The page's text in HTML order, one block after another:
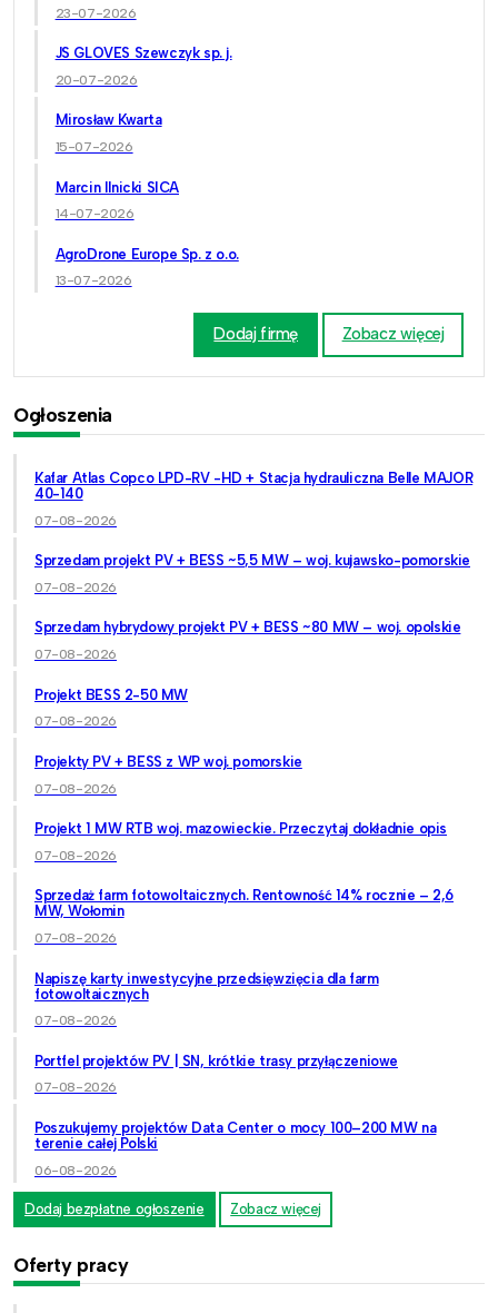
23-07-2026
JS GLOVES Szewczyk sp. j.
20-07-2026
Mirosław Kwarta
15-07-2026
Marcin Ilnicki SICA
14-07-2026
AgroDrone Europe Sp. z o.o.
13-07-2026
Dodaj firmę Zobacz więcej
Ogłoszenia
Kafar Atlas Copco LPD-RV -HD + Stacja hydrauliczna Belle MAJOR
40-140
07-08-2026
Sprzedam projekt PV + BESS ~5,5 MW – woj. kujawsko-pomorskie
07-08-2026
Sprzedam hybrydowy projekt PV + BESS ~80 MW – woj. opolskie
07-08-2026
Projekt BESS 2-50 MW
07-08-2026
Projekty PV + BESS z WP woj. pomorskie
07-08-2026
Projekt 1 MW RTB woj. mazowieckie. Przeczytaj dokładnie opis
07-08-2026
Sprzedaż farm fotowoltaicznych. Rentowność 14% rocznie – 2,6
MW, Wołomin
07-08-2026
Napiszę karty inwestycyjne przedsięwzięcia dla farm
fotowoltaicznych
07-08-2026
Portfel projektów PV | SN, krótkie trasy przyłączeniowe
07-08-2026
Poszukujemy projektów Data Center o mocy 100–200 MW na
terenie całej Polski
06-08-2026
Dodaj bezpłatne ogłoszenie Zobacz więcej
Oferty pracy